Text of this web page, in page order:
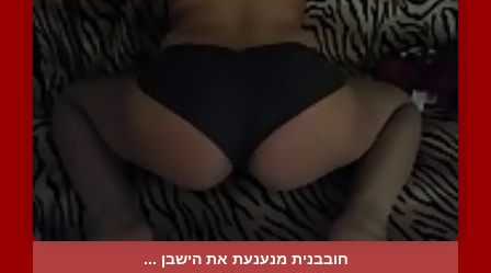
חובבנית מנענעת את הישבן ...